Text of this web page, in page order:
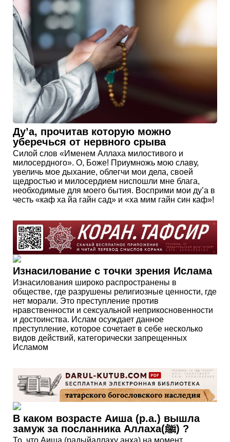
Ду’а, прочитав которую можно
уберечься от нервного срыва
Силой слов «Именем Аллаха милостивого и
милосердного». О, Боже! Приумножь мою славу,
увеличь мое дыхание, облегчи мои дела, своей
щедростью и милосердием ниспошли мне блага,
необходимые для моего бытия. Восприми мои ду’а в
честь «каф ха йа гайн сад» и «ха мим гайн син каф»!
Изнасилование с точки зрения Ислама
Изнасилования широко распространены в
обществе, где разрушены религиозные ценности, где
нет морали. Это преступление против
нравственности и сексуальной неприкосновенности
и достоинства. Ислам осуждает данное
преступление, которое сочетает в себе несколько
видов действий, категорически запрещенных
Исламом
В каком возрасте Аиша (р.а.) вышла
замуж за посланника Аллаха(ﷺ) ?